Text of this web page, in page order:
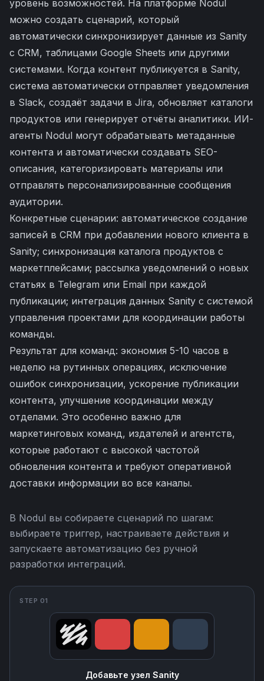
уровень возможностей. На платформе Nodul
можно создать сценарий, который
автоматически синхронизирует данные из Sanity
с CRM, таблицами Google Sheets или другими
системами. Когда контент публикуется в Sanity,
система автоматически отправляет уведомления
в Slack, создаёт задачи в Jira, обновляет каталоги
продуктов или генерирует отчёты аналитики. ИИ-
агенты Nodul могут обрабатывать метаданные
контента и автоматически создавать SEO-
описания, категоризировать материалы или
отправлять персонализированные сообщения
аудитории.
Конкретные сценарии: автоматическое создание
записей в CRM при добавлении нового клиента в
Sanity; синхронизация каталога продуктов с
маркетплейсами; рассылка уведомлений о новых
статьях в Telegram или Email при каждой
публикации; интеграция данных Sanity с системой
управления проектами для координации работы
команды.
Результат для команд: экономия 5-10 часов в
неделю на рутинных операциях, исключение
ошибок синхронизации, ускорение публикации
контента, улучшение координации между
отделами. Это особенно важно для
маркетинговых команд, издателей и агентств,
которые работают с высокой частотой
обновления контента и требуют оперативной
доставки информации во все каналы.
В Nodul вы собираете сценарий по шагам:
выбираете триггер, настраиваете действия и
запускаете автоматизацию без ручной
разработки интеграций.
STEP 01
Добавьте узел Sanity